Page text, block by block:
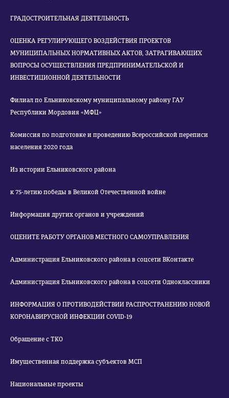
ГРАДОСТРОИТЕЛЬНАЯ ДЕЯТЕЛЬНОСТЬ
ОЦЕНКА РЕГУЛИРУЮЩЕГО ВОЗДЕЙСТВИЯ ПРОЕКТОВ
МУНИЦИПАЛЬНЫХ НОРМАТИВНЫХ АКТОВ, ЗАТРАГИВАЮЩИХ
ВОПРОСЫ ОСУЩЕСТВЛЕНИЯ ПРЕДПРИНИМАТЕЛЬСКОЙ И
ИНВЕСТИЦИОННОЙ ДЕЯТЕЛЬНОСТИ
Филиал по Ельниковскому муниципальному району ГАУ
Республики Мордовия «МФЦ»
Комиссия по подготовке и проведению Всероссийской переписи
населения 2020 года
Из истории Ельниковского района
к 75-летию победы в Великой Отечественной войне
Информация других органов и учреждений
ОЦЕНИТЕ РАБОТУ ОРГАНОВ МЕСТНОГО САМОУПРАВЛЕНИЯ
Администрация Ельниковского района в соцсети ВКонтакте
Администрация Ельниковского района в соцсети Одноклассники
ИНФОРМАЦИЯ О ПРОТИВОДЕЙСТВИИ РАСПРОСТРАНЕНИЮ НОВОЙ
КОРОНАВИРУСНОЙ ИНФЕКЦИИ COVID-19
Обращение с ТКО
Имущественная поддержка субъектов МСП
Национальные проекты